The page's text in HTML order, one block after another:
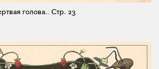
голова.. Стр. 23